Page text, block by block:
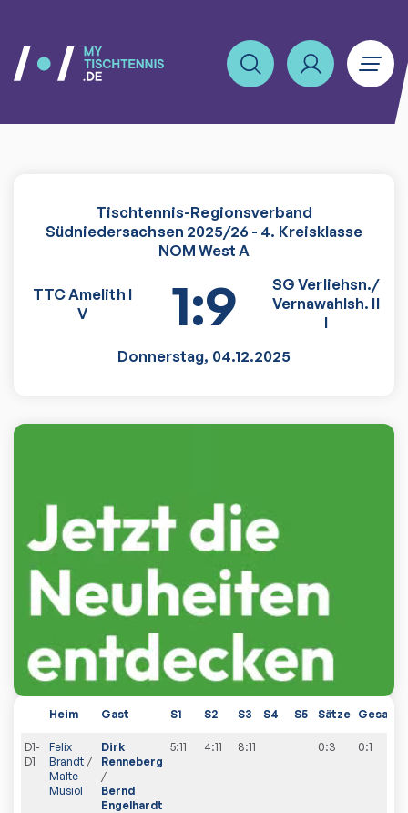
Tischtennis-Regionsverband
Südniedersachsen 2025/26 - 4. Kreisklasse
NOM West A
TTC Amelith I
V
1:9
SG Verliehsn./
Vernawahlsh. II
I
Donnerstag, 04.12.2025
Heim Gast S1 S2 S3 S4 S5 Sätze Gesamt
D1-
D1
Felix
Brandt /
Malte
Musiol
Dirk
Renneberg
/
Bernd
Engelhardt
5:11 4:11 8:11 0:3 0:1